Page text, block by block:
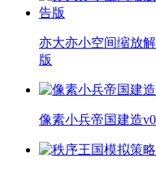
亦大亦小空间缩放
版
像素小兵帝国建造